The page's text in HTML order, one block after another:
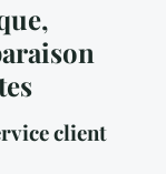
client